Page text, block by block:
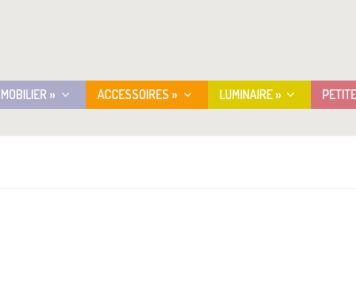
MOBILIER » ACCESSOIRES » LUMINAIRE »